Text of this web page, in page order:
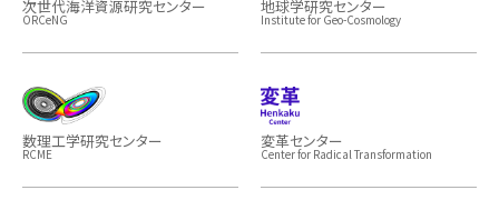
次世代海洋資源研究センター
ORCeNG
地球学研究センター
Institute for Geo-Cosmology
数理工学研究センター
RCME
変革センター
Center for Radical Transformation